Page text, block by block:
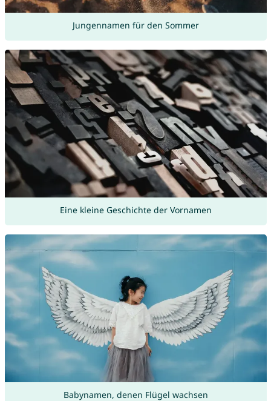
Jungennamen für den Sommer
Eine kleine Geschichte der Vornamen
Babynamen, denen Flügel wachsen